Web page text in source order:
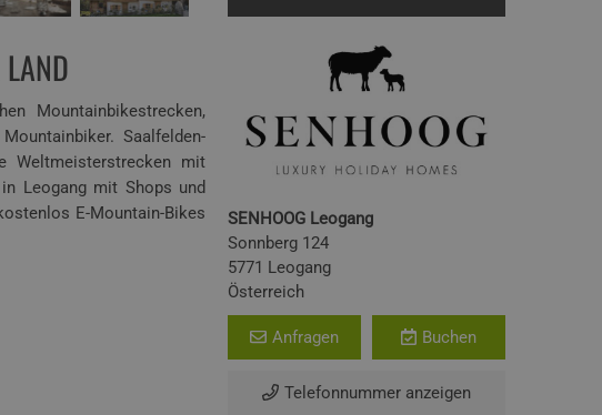
Mountainbikestrecken,
Saalfelden-
Weltmeisterstrecken mit
Leogang mit Shops und
E-Mountain-Bikes
SENHOOG Leogang
Sonnberg 124
5771 Leogang
Österreich
Anfragen Buchen
Telefonnummer anzeigen